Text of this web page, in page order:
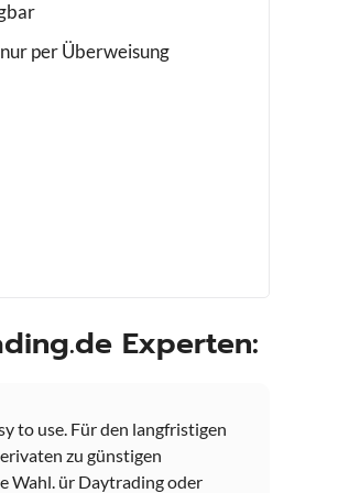
per Überweisung
Experten:
to use. Für den langfristigen
zu günstigen
Wahl. ür Daytrading oder